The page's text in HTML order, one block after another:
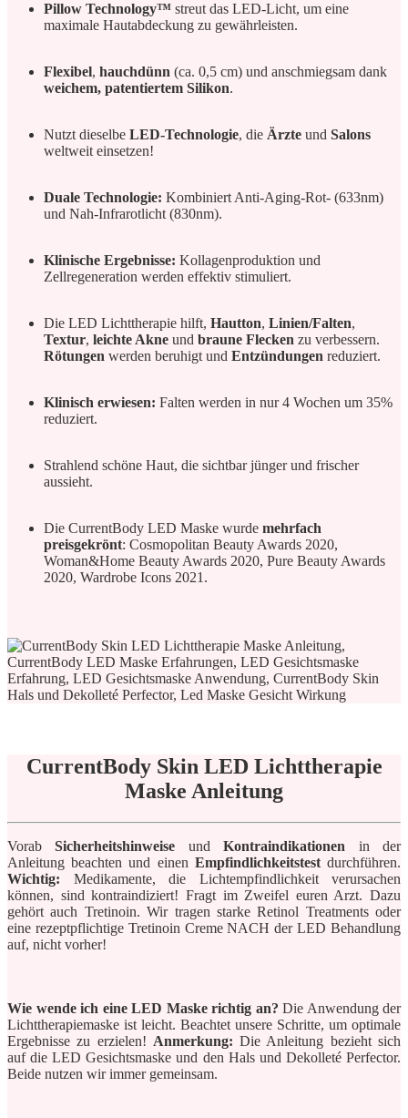
Pillow Technology™ streut das LED-Licht, um eine
maximale Hautabdeckung zu gewährleisten.
Flexibel, hauchdünn (ca. 0,5 cm) und anschmiegsam dank
weichem, patentiertem Silikon.
Nutzt dieselbe LED-Technologie, die Ärzte und Salons
weltweit einsetzen!
Duale Technologie: Kombiniert Anti-Aging-Rot- (633nm)
und Nah-Infrarotlicht (830nm).
Klinische Ergebnisse: Kollagenproduktion und
Zellregeneration werden effektiv stimuliert.
Die LED Lichttherapie hilft, Hautton, Linien/Falten,
Textur, leichte Akne und braune Flecken zu verbessern.
Rötungen werden beruhigt und Entzündungen reduziert.
Klinisch erwiesen: Falten werden in nur 4 Wochen um 35%
reduziert.
Strahlend schöne Haut, die sichtbar jünger und frischer
aussieht.
Die CurrentBody LED Maske wurde mehrfach
preisgekrönt: Cosmopolitan Beauty Awards 2020,
Woman&Home Beauty Awards 2020, Pure Beauty Awards
2020, Wardrobe Icons 2021.
CurrentBody Skin LED Lichttherapie
Maske Anleitung
VorabSicherheitshinweise undKontraindikationen in der
Anleitung beachten und einen Empfindlichkeitstestdurchführen.
Wichtig: Medikamente, die Lichtempfindlichkeit verursachen
können, sind kontraindiziert! Fragt im Zweifel euren Arzt. Dazu
gehört auch Tretinoin. Wir tragen starke Retinol Treatments oder
eine rezeptpflichtige Tretinoin Creme NACH der LED Behandlung
auf, nicht vorher!
Wie wende ich eine LED Maske richtig an? Die Anwendung der
Lichttherapiemaske ist leicht. Beachtet unsere Schritte, um optimale
Ergebnisse zu erzielen! Anmerkung: Die Anleitung bezieht sich
auf die LED Gesichtsmaske und den Hals und Dekolleté Perfector.
Beide nutzen wir immer gemeinsam.